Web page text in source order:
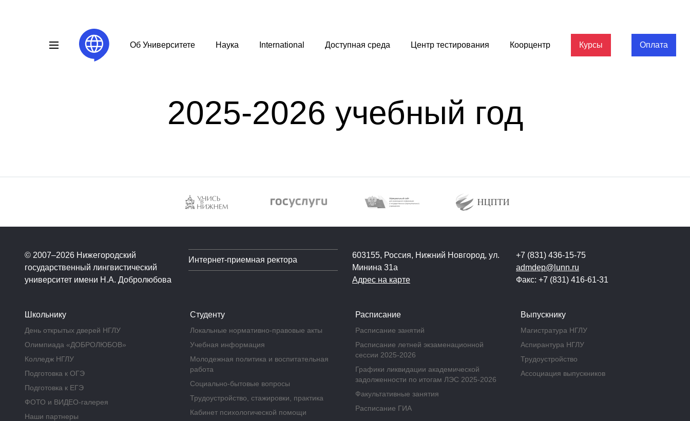
Об Университете Наука International Доступная среда Центр тестирования Коорцентр Курсы Оплата
2025-2026 учебный год
© 2007–2026 Нижегородский
государственный лингвистический
университет имени Н.А. Добролюбова
Интернет-приемная ректора
603155, Россия, Нижний Новгород, ул.
Минина 31а
Адрес на карте
+7 (831) 436-15-75
admdep@lunn.ru
Факс: +7 (831) 416-61-31
Школьнику
День открытых дверей НГЛУ
Олимпиада «ДОБРОЛЮБОВ»
Колледж НГЛУ
Подготовка к ОГЭ
Подготовка к ЕГЭ
ФОТО и ВИДЕО-галерея
Наши партнеры
Студенту
Локальные нормативно-правовые акты
Учебная информация
Молодежная политика и воспитательная
работа
Социально-бытовые вопросы
Трудоустройство, стажировки, практика
Кабинет психологической помощи
Расписание
Расписание занятий
Расписание летней экзаменационной
сессии 2025-2026
Графики ликвидации академической
задолженности по итогам ЛЭС 2025-2026
Факультативные занятия
Расписание ГИА
Выпускнику
Магистратура НГЛУ
Аспирантура НГЛУ
Трудоустройство
Ассоциация выпускников